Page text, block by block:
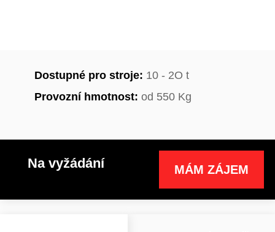
Dostupné pro stroje: 10 - 2O t
Provozní hmotnost: od 550 Kg
Na vyžádání MÁM ZÁJEM